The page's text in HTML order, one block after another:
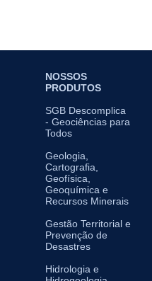
NOSSOS
PRODUTOS
SGB Descomplica
- Geociências para
Todos
Geologia,
Cartografia,
Geofísica,
Geoquímica e
Recursos Minerais
Gestão Territorial e
Prevenção de
Desastres
Hidrologia e